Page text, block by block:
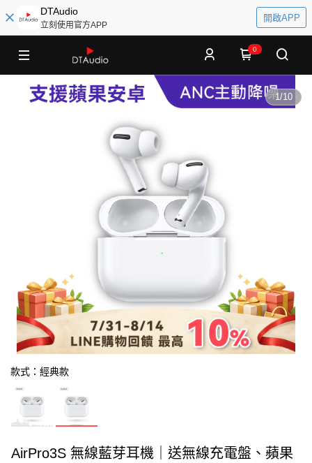
DTAudio
立刻使用官方APP
開啟APP
0
1/10
款式：經典款
AirPro3S 無線藍芽耳機｜送無線充電盤、蘋果